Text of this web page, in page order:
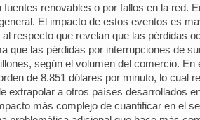
renovables o por fallos en la
El impacto de estos eventos es
respecto que revelan que las pérdidas
que las pérdidas por interrupciones de
según el volumen del comercio.
de 8.851 dólares por minuto, lo cual
extrapolar a otros países desarrollados
más complejo de cuantificar en el